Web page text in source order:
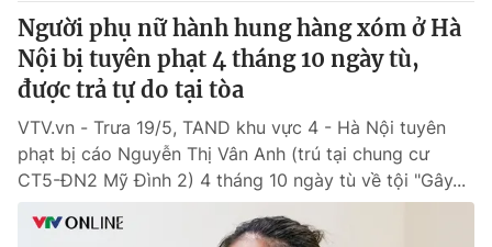
Người phụ nữ hành hung hàng xóm ở Hà
Nội bị tuyên phạt 4 tháng 10 ngày tù,
được trả tự do tại tòa
VTV.vn - Trưa 19/5, TAND khu vực 4 - Hà Nội tuyên
phạt bị cáo Nguyễn Thị Vân Anh (trú tại chung cư
CT5-ĐN2 Mỹ Đình 2) 4 tháng 10 ngày tù về tội "Gây...